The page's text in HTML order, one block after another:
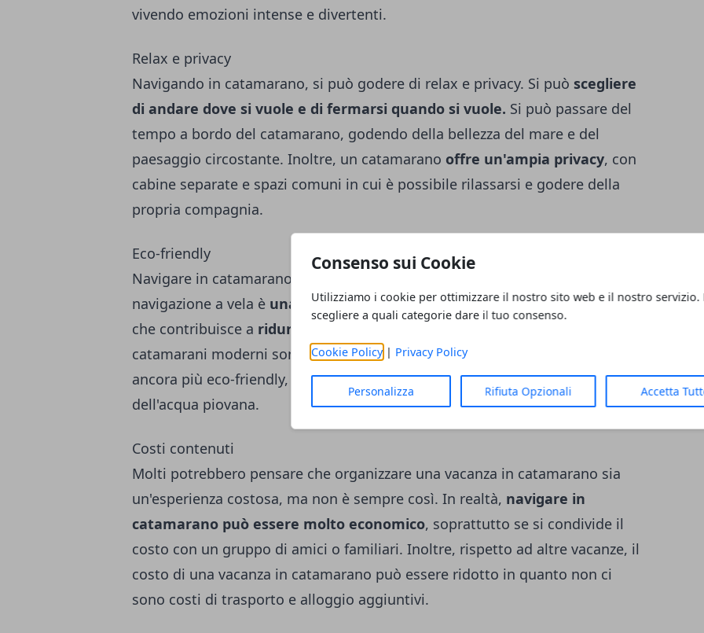
Consenso sui Cookie
Utilizziamo i cookie per ottimizzare il nostro sito web e il nostro servizio.
scegliere a quali categorie dare il tuo consenso.
Cookie Policy| Privacy Policy
Personalizza Rifiuta Opzionali Accetta
vivendo emozioni intense e divertenti.
Relax e privacy
Navigando in catamarano, si può godere di relax e privacy. Si può scegliere
di andare dove si vuole e di fermarsi quando si vuole. Si può passare del
tempo a bordo del catamarano, godendo della bellezza del mare e del
paesaggio circostante. Inoltre, un catamarano offre un'ampia privacy, con
cabine separate e spazi comuni in cui è possibile rilassarsi e godere della
propria compagnia.
Eco-friendly
Navigare in catamarano può essere un'esperienza eco-friendly. La
navigazione a vela è una forma di trasporto a basso impatto ambientale
che contribuisce a ridurre le emissioni di CO2 e l'inquinamento
catamarani moderni sono dotati di tecnologie avanzate che li rendono
ancora più eco-friendly, come i pannelli solari e i sistemi di recupero
dell'acqua piovana.
Costi contenuti
Molti potrebbero pensare che organizzare una vacanza in catamarano sia
un'esperienza costosa, ma non è sempre così. In realtà, navigare in
catamarano può essere molto economico, soprattutto se si condivide il
costo con un gruppo di amici o familiari. Inoltre, rispetto ad altre vacanze, il
costo di una vacanza in catamarano può essere ridotto in quanto non ci
sono costi di trasporto e alloggio aggiuntivi.